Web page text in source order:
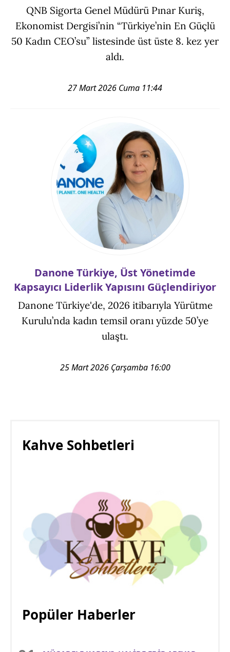
QNB Sigorta Genel Müdürü Pınar Kuriş,
Ekonomist Dergisi’nin “Türkiye’nin En Güçlü
50 Kadın CEO’su” listesinde üst üste 8. kez yer
aldı.
27 Mart 2026 Cuma 11:44
Danone Türkiye, Üst Yönetimde
Kapsayıcı Liderlik Yapısını Güçlendiriyor
Danone Türkiye'de, 2026 itibarıyla Yürütme
Kurulu’nda kadın temsil oranı yüzde 50’ye
ulaştı.
25 Mart 2026 Çarşamba 16:00
Kahve Sohbetleri
Popüler Haberler